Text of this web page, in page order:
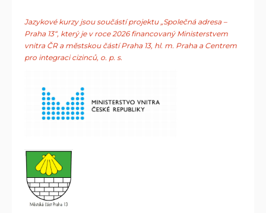
Jazykové kurzy jsou součástí projektu „Společná adresa –
Praha 13“, který je v roce 2026 financovaný Ministerstvem
vnitra ČR a městskou částí Praha 13, hl. m. Praha a Centrem
pro integraci cizinců, o. p. s.